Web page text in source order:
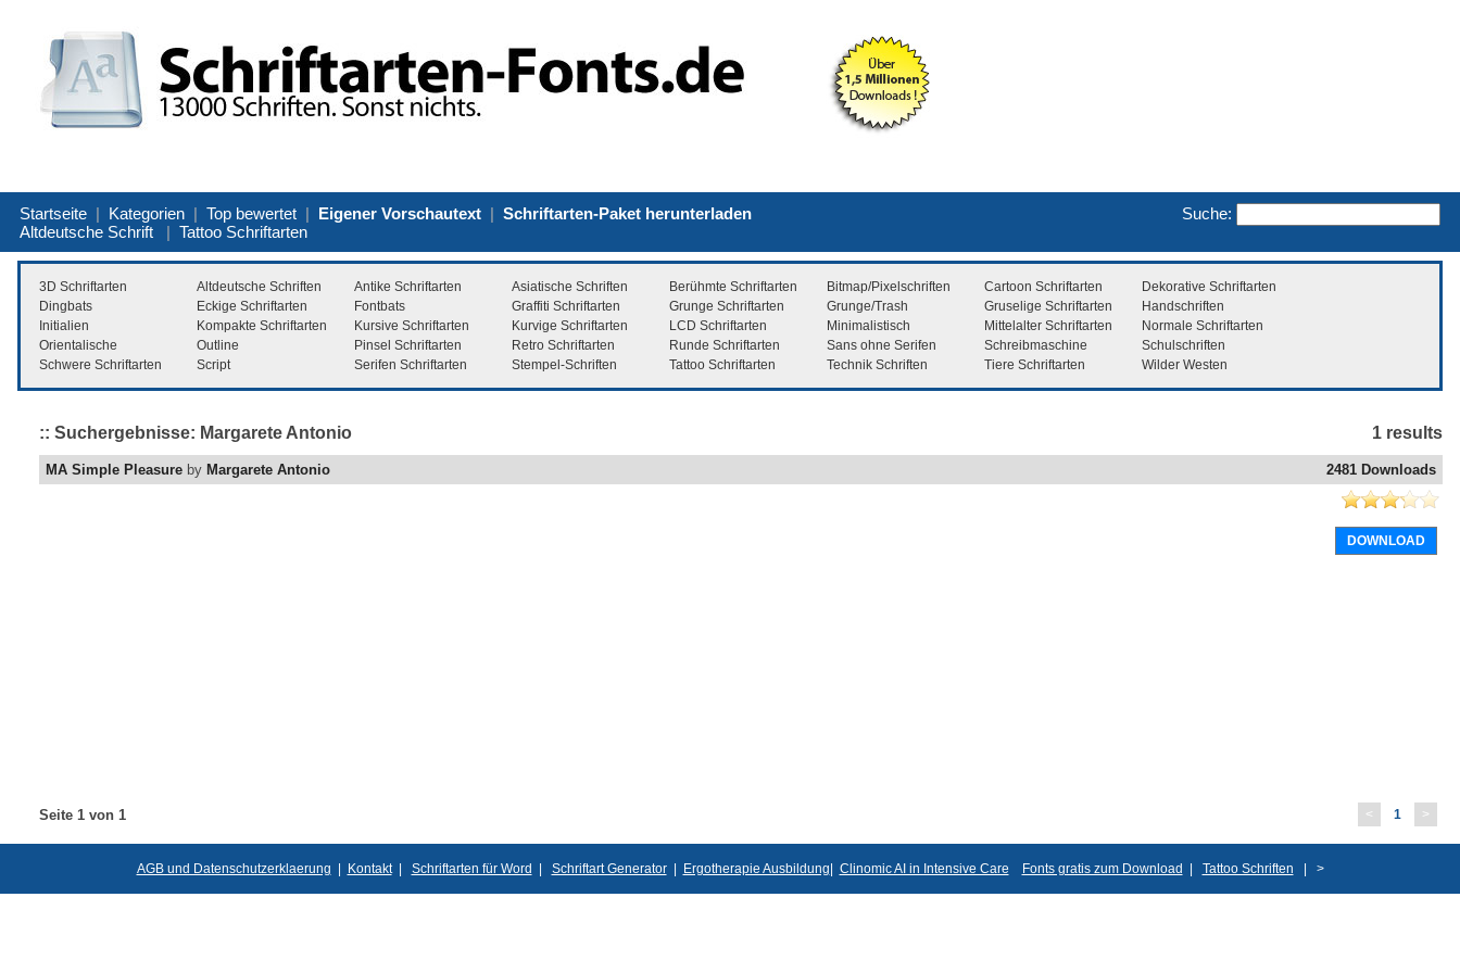
Suche:
Startseite | Kategorien | Top bewertet | Eigener Vorschautext | Schriftarten-Paket herunterladen
Altdeutsche Schrift | Tattoo Schriftarten
3D Schriftarten Altdeutsche Schriften Antike Schriftarten Asiatische Schriften Berühmte Schriftarten Bitmap/Pixelschriften Cartoon Schriftarten
Dekorative Schriftarten
Dingbats
Eckige Schriftarten Fontbats Graffiti Schriftarten Grunge Schriftarten Grunge/Trash Gruselige Schriftarten
Handschriften
Initialien
Kompakte Schriftarten Kursive Schriftarten Kurvige Schriftarten LCD Schriftarten Minimalistisch Mittelalter Schriftarten
Normale Schriftarten
Orientalische
Outline Pinsel Schriftarten Retro Schriftarten Runde Schriftarten Sans ohne Serifen Schreibmaschine
Schulschriften
Schwere Schriftarten
Script Serifen Schriftarten Stempel-Schriften Tattoo Schriftarten Technik Schriften Tiere Schriftarten Wilder Westen
1 results
:: Suchergebnisse: Margarete Antonio
2481 Downloads
MA Simple Pleasure by Margarete Antonio
DOWNLOAD
< 1 >
Seite 1 von 1
AGB und Datenschutzerklaerung | Kontakt| Schriftarten für Word | Schriftart Generator| Ergotherapie Ausbildung| Clinomic AI in Intensive Care Fonts gratis zum Download | Tattoo Schriften | >